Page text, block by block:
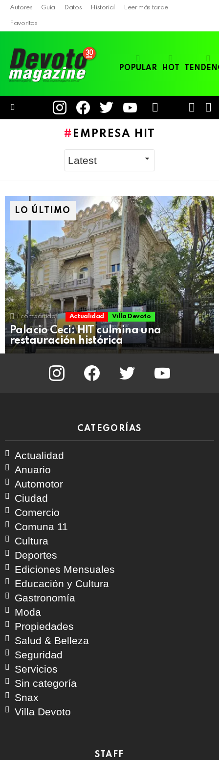
Autores Guía Datos Historial Leer más tarde
Favoritos
POPULAR HOT
instagramfacebooktwitter youtube
SKIN
EMPRESA HIT
LO ÚLTIMO
1 compartido Actualidad Villa Devoto
Palacio Ceci: HIT culmina una
restauración histórica
instagram facebook twitter youtube
CATEGORÍAS
Actualidad
Anuario
Automotor
Ciudad
Comercio
Comuna 11
Cultura
Deportes
Ediciones Mensuales
Educación y Cultura
Gastronomía
Moda
Propiedades
Salud & Belleza
Seguridad
Servicios
Sin categoría
Snax
Villa Devoto
STAFF